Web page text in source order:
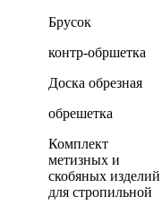
Брусок
контр-обршетка
Доска обрезная
обрешетка
Комплект
метизных и
скобяных изделий
для стропильной